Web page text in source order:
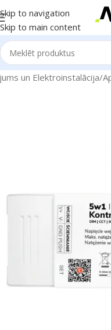
Skip to navigation
Skip to main content
un Elektroinstalācija/